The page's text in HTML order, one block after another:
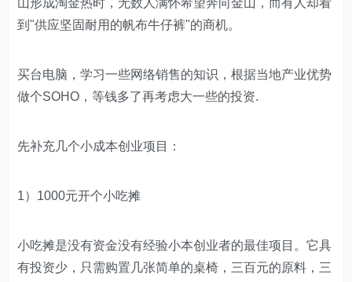
山形成淘金热时，无数人满怀希望奔向金山，而有人却看
到"供应坚固耐用的帆布牛仔裤"的商机。
买台电脑，学习一些网络销售的知识，根据当地产业优势
做个SOHO，等钱多了再考虑大一些的投资.
先补充几个小成本创业项目：
1）1000元开个小吃摊
小吃摊是没有资金没有经验小本创业者的最佳项目。它具
有投资少，只需购置几张简单的桌椅，三百元的原料，三